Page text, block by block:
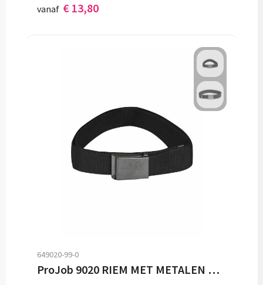
vanaf € 13,80
649020-99-0
ProJob 9020 RIEM MET METALEN GESP